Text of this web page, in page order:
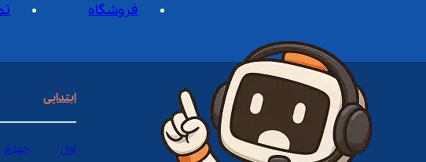
فروشگاه
ابتدایی
اول چهارم